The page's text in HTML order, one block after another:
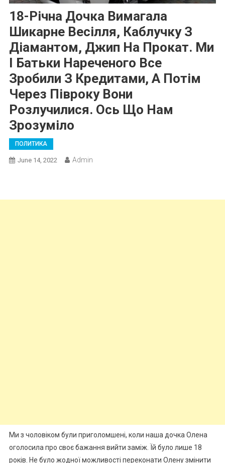
18-Річна Дочка Вимагала
Шикарне Весілля, Каблучку З
Діамантом, Джип На Прокат. Ми
І Батьки Нареченого Все
Зробили З Кредитами, А Потім
Через Півроку Вони
Розлучилися. Ось Що Нам
Зрозуміло
ПОЛИТИКА
June 14, 2022 Admin
Ми з чоловіком були приголомшені, коли наша дочка Олена
оголосила про своє бажання вийти заміж. Їй було лише 18
років. Не було жодної можливості переконати Олену змінити